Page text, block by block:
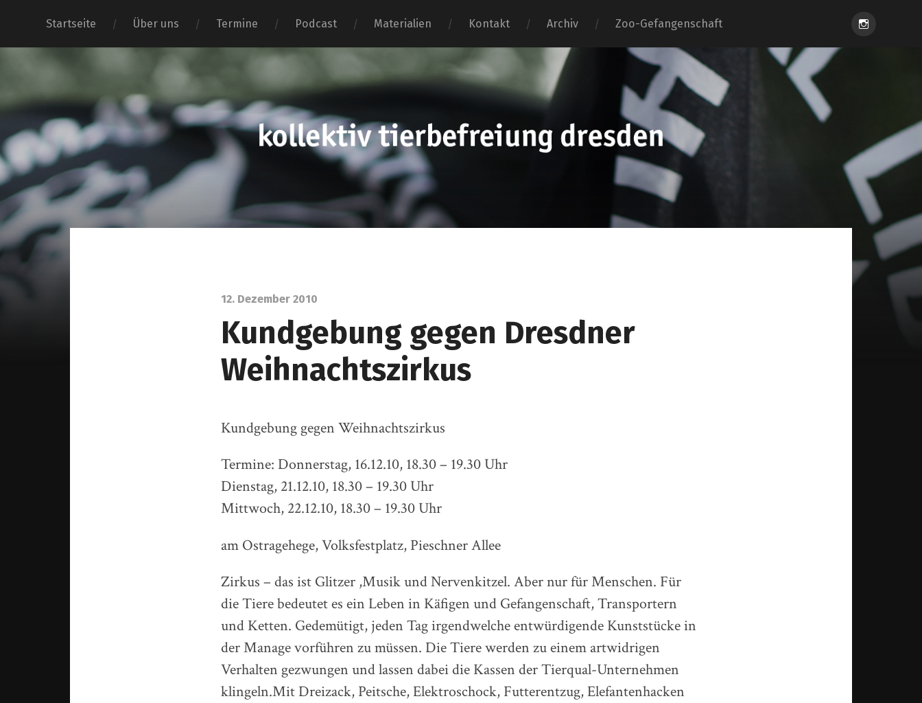
Startseite Über uns Termine Podcast Materialien Kontakt Archiv Zoo-Gefangenschaft Instagram
tierbefreiung
12. Dezember 2010
Kundgebung gegen Dresdner
Weihnachtszirkus
Kundgebung gegen Weihnachtszirkus
Termine: Donnerstag, 16.12.10, 18.30 – 19.30 Uhr
Dienstag, 21.12.10, 18.30 – 19.30 Uhr
Mittwoch, 22.12.10, 18.30 – 19.30 Uhr
am Ostragehege, Volksfestplatz, Pieschner Allee
Zirkus – das ist Glitzer ,Musik und Nervenkitzel. Aber nur für Menschen. Für
die Tiere bedeutet es ein Leben in Käfigen und Gefangenschaft, Transportern
und Ketten. Gedemütigt, jeden Tag irgendwelche entwürdigende Kunststücke in
der Manage vorführen zu müssen. Die Tiere werden zu einem artwidrigen
Verhalten gezwungen und lassen dabei die Kassen der Tierqual-Unternehmen
klingeln.Mit Dreizack, Peitsche, Elektroschock, Futterentzug, Elefantenhacken